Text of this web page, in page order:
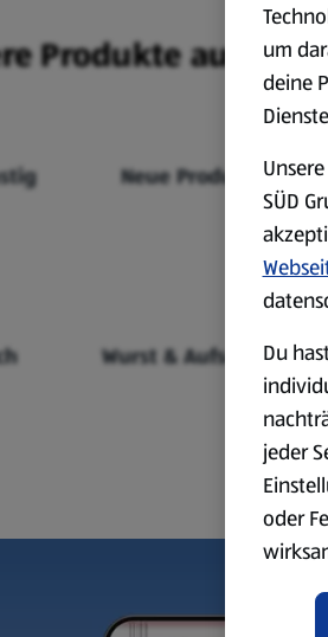
Produkte aus
Neue Produkte
Wurst & Aufschnitt
um
deine
SÜD
Du
jeder
oder